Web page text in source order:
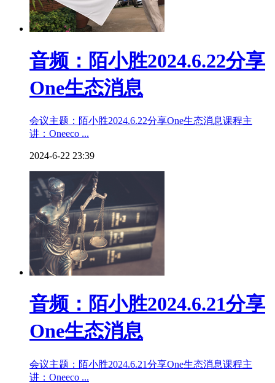
音频：陌小胜2024.6.22分享
One生态消息
会议主题：陌小胜2024.6.22分享One生态消息课程主
讲：Oneeco ...
2024-6-22 23:39
音频：陌小胜2024.6.21分享
One生态消息
会议主题：陌小胜2024.6.21分享One生态消息课程主
讲：Oneeco ...